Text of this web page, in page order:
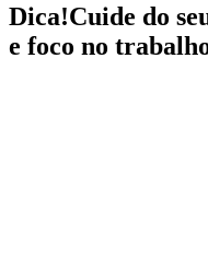
Dica!Cuide do
e foco no